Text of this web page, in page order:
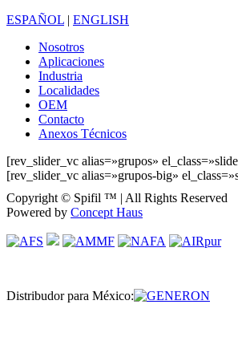
ESPAÑOL | ENGLISH
Nosotros
Aplicaciones
Industria
Localidades
OEM
Contacto
Anexos Técnicos
[rev_slider_vc alias=»grupos»
[rev_slider_vc alias=»grupos-big»
Copyright © Spifil ™ | All Rights Reserved
Powered by Concept Haus
Distribudor para México: